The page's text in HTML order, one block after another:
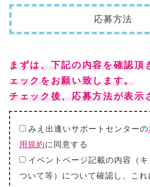
応募方法
まずは、下記の内容を確認頂
ェックをお願い致します。
チェック後、応募方法が表示
みえ出逢いサポートセンターの
用規約に同意する
イベントページ記載の内容（
ついて等）について確認し、これ